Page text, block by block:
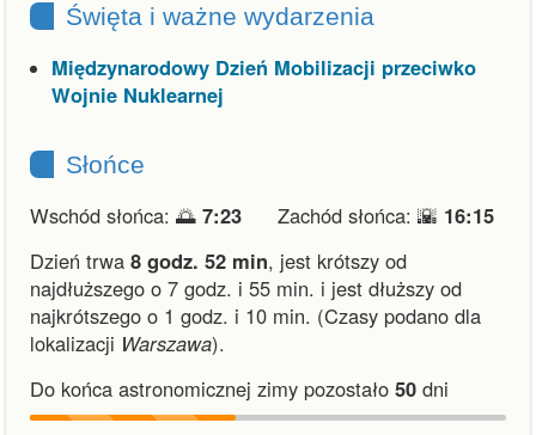
Święta i ważne wydarzenia
Międzynarodowy Dzień Mobilizacji przeciwko
Wojnie Nuklearnej
Słońce
Wschód słońca: 🌅 7:23 Zachód słońca: 🌇 16:15
Dzień trwa 8 godz. 52 min, jest krótszy od
najdłuższego o 7 godz. i 55 min. i jest dłuższy od
najkrótszego o 1 godz. i 10 min. (Czasy podano dla
lokalizacji Warszawa).
Do końca astronomicznej zimy pozostało 50 dni